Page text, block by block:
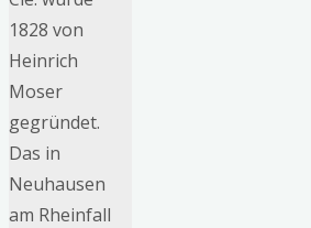
1828 von
Heinrich
Moser
gegründet.
Das in
Neuhausen
am Rheinfall